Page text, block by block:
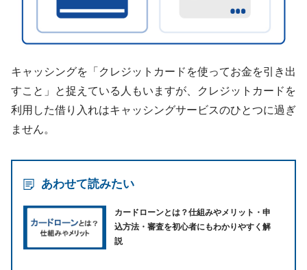
キャッシングを「クレジットカードを使ってお金を引き出
すこと」と捉えている人もいますが、クレジットカードを
利用した借り入れはキャッシングサービスのひとつに過ぎ
ません。
あわせて読みたい
カードローンとは？仕組みやメリット・申
込方法・審査を初心者にもわかりやすく解
説